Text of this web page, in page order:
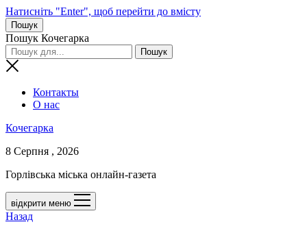
Натисніть "Enter", щоб перейти до вмісту
Пошук
Пошук Кочегарка
Контакты
О нас
Кочегарка
8 Серпня , 2026
Горлівська міська онлайн-газета
відкрити меню
Назад